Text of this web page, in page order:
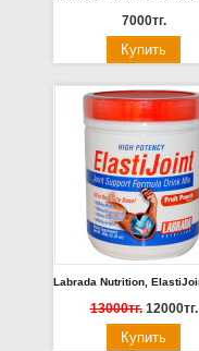
7000тг.
13000тг. 12000тг.